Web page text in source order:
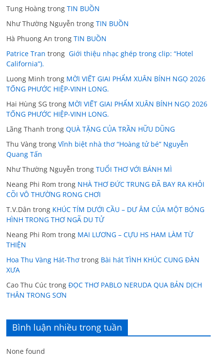
Tung Hoàng trongTIN BUỒN
Như Thường Nguyễn trongTIN BUỒN
Hà Phuong An trongTIN BUỒN
Patrice Tran trong Giới thiệu nhạc ghép trong clip: “Hotel
California”).
Luong Minh trong MỜI VIẾT GIAI PHẨM XUÂN BÍNH NGỌ 2026
TỐNG PHƯỚC HIỆP-VINH LONG.
Hai Hùng SG trong MỜI VIẾT GIAI PHẨM XUÂN BÍNH NGỌ 2026
TỐNG PHƯỚC HIỆP-VINH LONG.
Lãng Thanh trongQUÀ TẶNG CỦA TRẦN HỮU DŨNG
Thu Vàng trongVĩnh biệt nhà thơ “Hoàng tử bé” Nguyễn
Quang Tấn
Như Thường Nguyễn trongTUỔI THƠ VỚI BÁNH MÌ
Neang Phi Rom trong NHÀ THƠ ĐỨC TRUNG ĐÃ BAY RA KHỎI
CÕI VÔ THƯỜNG RONG CHƠI
T.V.Dân trong KHÚC TÍM DƯỚI CẦU – DƯ ÂM CỦA MỘT BÓNG
HÌNH TRONG THƠ NGÃ DU TỬ
Neang Phi Rom trong MAI LƯƠNG – CỰU HS HAM LÀM TỪ
THIỆN
Hoa Thu Vàng Hát-Thơ trong Bài hát TÌNH KHÚC CUNG ĐÀN
XƯA
Cao Thu Cúc trongĐỌC THƠ PABLO NERUDA QUA BẢN DỊCH
THÂN TRONG SƠN
Bình luận nhiều trong tuần
None found